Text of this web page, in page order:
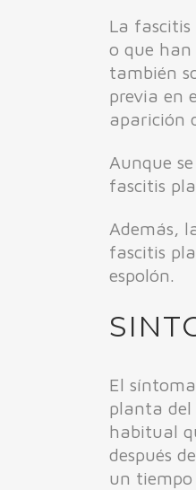
La
o que han
también
previa en
aparición
Aunque
fascitis
Además,
fascitis
espolón.
El
planta del
habitual
después
un tiempo